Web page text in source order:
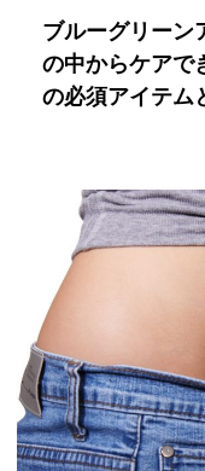
ブルーグリーン
の中からケアで
の必須アイテム